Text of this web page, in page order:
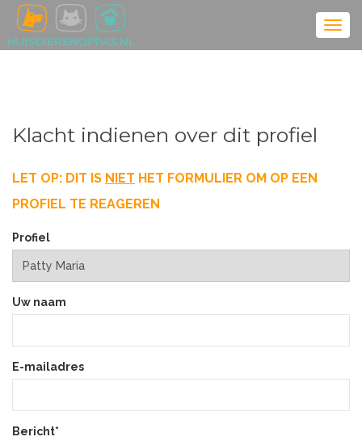
Klacht indienen over dit profiel
LET OP: DIT IS NIET HET FORMULIER OM OP EEN
PROFIEL TE REAGEREN
Profiel
Uw naam
E-mailadres
Bericht*